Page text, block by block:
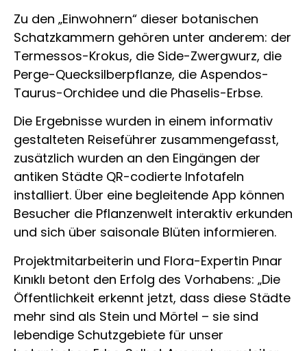
Zu den „Einwohnern“ dieser botanischen
Schatzkammern gehören unter anderem: der
Termessos-Krokus, die Side-Zwergwurz, die
Perge-Quecksilberpflanze, die Aspendos-
Taurus-Orchidee und die Phaselis-Erbse.
Die Ergebnisse wurden in einem informativ
gestalteten Reiseführer zusammengefasst,
zusätzlich wurden an den Eingängen der
antiken Städte QR-codierte Infotafeln
installiert. Über eine begleitende App können
Besucher die Pflanzenwelt interaktiv erkunden
und sich über saisonale Blüten informieren.
Projektmitarbeiterin und Flora-Expertin Pınar
Kınıklı betont den Erfolg des Vorhabens: „Die
Öffentlichkeit erkennt jetzt, dass diese Städte
mehr sind als Stein und Mörtel – sie sind
lebendige Schutzgebiete für unser